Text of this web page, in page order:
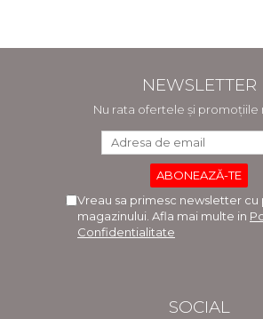
NEWSLETTER
Nu rata ofertele și promoțiile
Vreau sa primesc newsletter
magazinului. Afla mai multe in
Confidentialitate
SOCIAL